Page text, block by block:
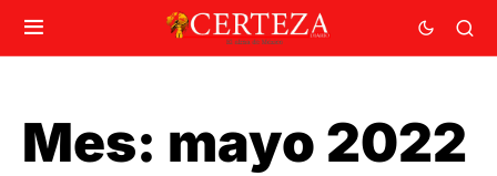
Mes: mayo 2022